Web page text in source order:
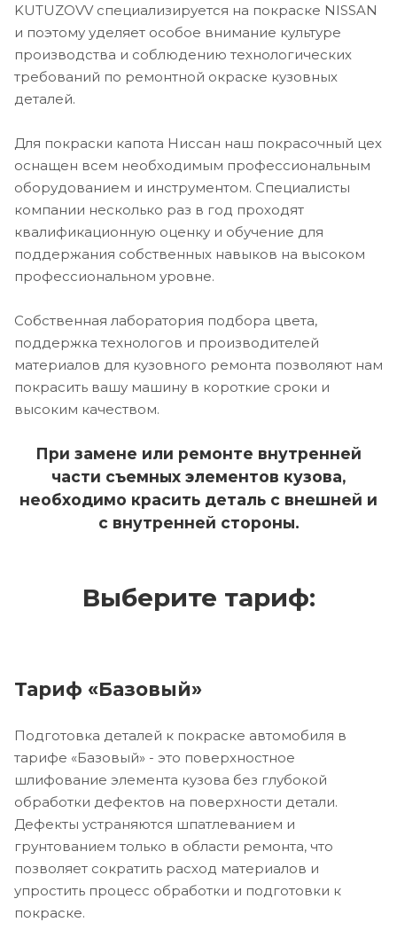
KUTUZOVV специализируется на покраске NISSAN
и поэтому уделяет особое внимание культуре
производства и соблюдению технологических
требований по ремонтной окраске кузовных
деталей.
Для покраски капота Ниссан наш покрасочный цех
оснащен всем необходимым профессиональным
оборудованием и инструментом. Специалисты
компании несколько раз в год проходят
квалификационную оценку и обучение для
поддержания собственных навыков на высоком
профессиональном уровне.
Собственная лаборатория подбора цвета,
поддержка технологов и производителей
материалов для кузовного ремонта позволяют нам
покрасить вашу машину в короткие сроки и
высоким качеством.
При замене или ремонте внутренней
части съемных элементов кузова,
необходимо красить деталь с внешней и
с внутренней стороны.
Выберите тариф:
Тариф «Базовый»
Подготовка деталей к покраске автомобиля в
тарифе «Базовый» - это поверхностное
шлифование элемента кузова без глубокой
обработки дефектов на поверхности детали.
Дефекты устраняются шпатлеванием и
грунтованием только в области ремонта, что
позволяет сократить расход материалов и
упростить процесс обработки и подготовки к
покраске.